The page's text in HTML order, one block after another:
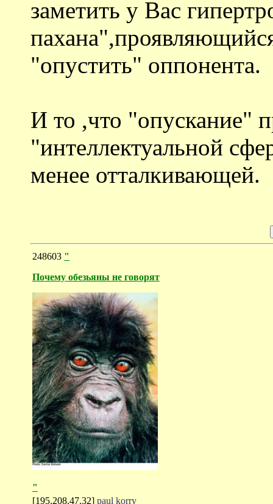
заметить у Вас
"опустить" оппонента.
И то ,что "опускание"
"интеллектуальной
менее отталкивающей.
248603 "
Почему обезьяны не говорят
"
[195.208.47.32] paul korry